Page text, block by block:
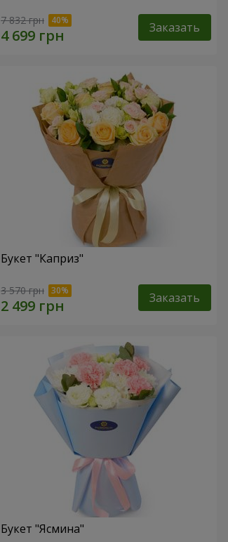
7 832 грн Заказать
Букет "Каприз"
3 570 грн Заказать
Букет "Ясмина"